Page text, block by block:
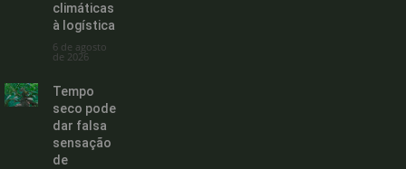
climáticas
à logística
6 de agosto
de 2026
Tempo
seco pode
dar falsa
sensação
de